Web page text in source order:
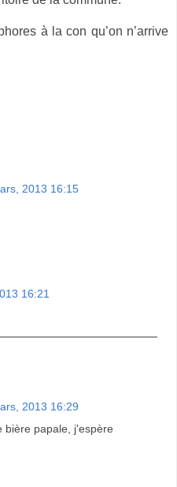
à la con qu’on n’arrive
2013 16:15
16:21
2013 16:29
bière papale, j'espère